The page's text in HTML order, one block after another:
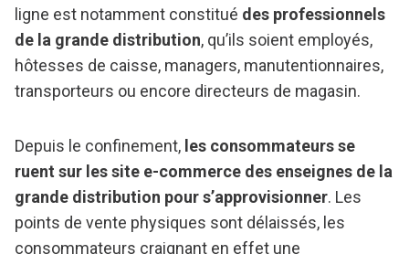
ligne est notamment constitué des professionnels
de la grande distribution, qu’ils soient employés,
hôtesses de caisse, managers, manutentionnaires,
transporteurs ou encore directeurs de magasin.
Depuis le confinement, les consommateurs se
ruent sur les site e-commerce des enseignes de la
grande distribution pour s’approvisionner. Les
points de vente physiques sont délaissés, les
consommateurs craignant en effet une